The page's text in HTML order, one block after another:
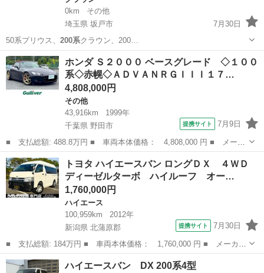
0km
その他
埼玉県 坂戸市
7月30日
50系プリウス、 200系クラウン、200…
埼玉 坂戸市 クラウン
ホンダ Ｓ２０００ ベースグレード ◇１００
系◇赤幌◇ＡＤＶＡＮＲＧＩＩＩ１７…
4,808,000円
その他
43,916km
1999年
千葉県 野田市
提携サイト 7月9日
■ 支払総額: 488.8万円 ■ 車両本体価格： 4,808,000 円 ■ メーカ
ー名： ホンダ ■ 車種名： Ｓ２０００ ■ グレード名： ベース
グレード ◇１００系◇赤幌◇ＡＤＶＡＮＲＧＩＩＩ１７インチＡＷ
◇フジツ...
千葉 野田市 その他
トヨタ ハイエースバン ロングＤＸ ４ＷＤ
ディーゼルターボ ハイルーフ オー…
1,760,000円
ハイエース
100,959km
2012年
新潟県 北蒲原郡
提携サイト 7月30日
■ 支払総額: 184万円 ■ 車両本体価格： 1,760,000 円 ■ メーカー
名： トヨタ ■ 車種名： ハイエースバン ■ グレード名： ロン
グＤＸ ４ＷＤ ディーゼルターボ ハイルーフ オートマ ３人乗
新潟 北蒲原郡
ハイエースバン DX 200系4型